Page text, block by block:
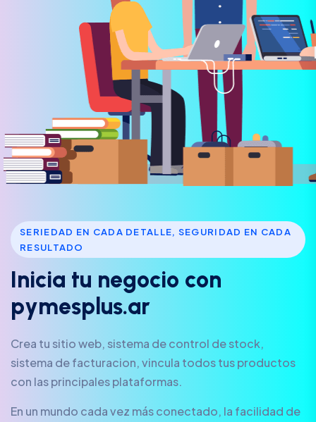
SERIEDAD EN CADA DETALLE, SEGURIDAD EN CADA
RESULTADO
Inicia tu negocio con
pymesp us.ar
Crea tu sitio web, sistema de control de stock,
sistema de facturacion, vincula todos tus productos
con las principales plataformas.
En un mundo cada vez más conectado, la facilidad de